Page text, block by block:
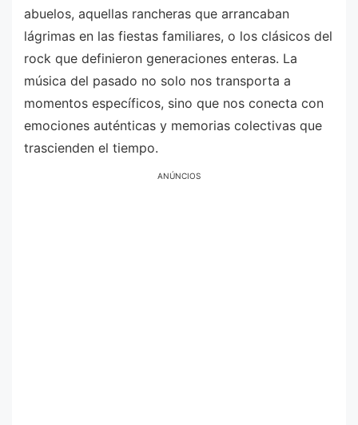
abuelos, aquellas rancheras que arrancaban
lágrimas en las fiestas familiares, o los clásicos del
rock que definieron generaciones enteras. La
música del pasado no solo nos transporta a
momentos específicos, sino que nos conecta con
emociones auténticas y memorias colectivas que
trascienden el tiempo.
ANÚNCIOS